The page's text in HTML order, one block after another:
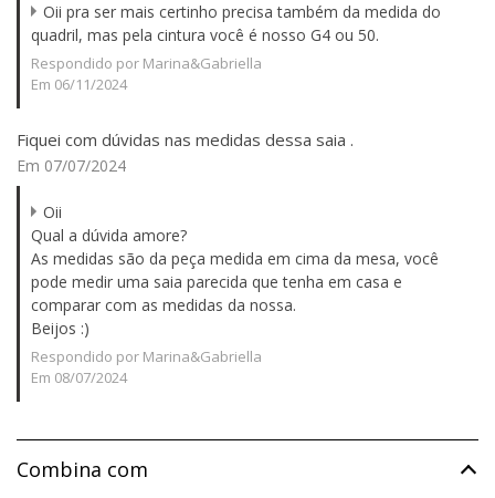
Oii pra ser mais certinho precisa também da medida do
quadril, mas pela cintura você é nosso G4 ou 50.
Respondido por Marina&Gabriella
Em 06/11/2024
Fiquei com dúvidas nas medidas dessa saia .
Em 07/07/2024
Oii
Qual a dúvida amore?
As medidas são da peça medida em cima da mesa, você
pode medir uma saia parecida que tenha em casa e
comparar com as medidas da nossa.
Beijos :)
Respondido por Marina&Gabriella
Em 08/07/2024
Combina com